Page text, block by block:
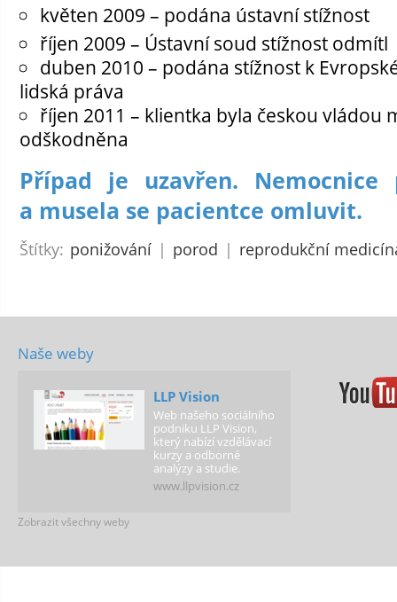
květen 2009 – podána ústavní stížnost
říjen 2009 – Ústavní soud stížnost odmítl
duben 2010 – podána stížnost k
lidská práva
říjen 2011 – klientka byla českou vládou
odškodněna
Případ je uzavřen. Nemocnice
a musela se pacientce omluvit.
Štítky: ponižování | porod | reprodukční
Naše weby
LLP Vision
Web našeho sociálního
podniku LLP Vision,
který nabízí vzdělávací
kurzy a odborné
analýzy a studie.
www.llpvision.cz
Férová justice
Zobrazit všechny weby